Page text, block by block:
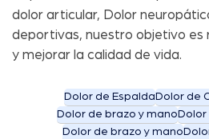
dolor articular, Dolor
deportivas, nuestro objetivo es
y mejorar la calidad de vida.
Dolor de Espalda Dolor de
Dolor de brazo y mano
Dolor de brazo y mano